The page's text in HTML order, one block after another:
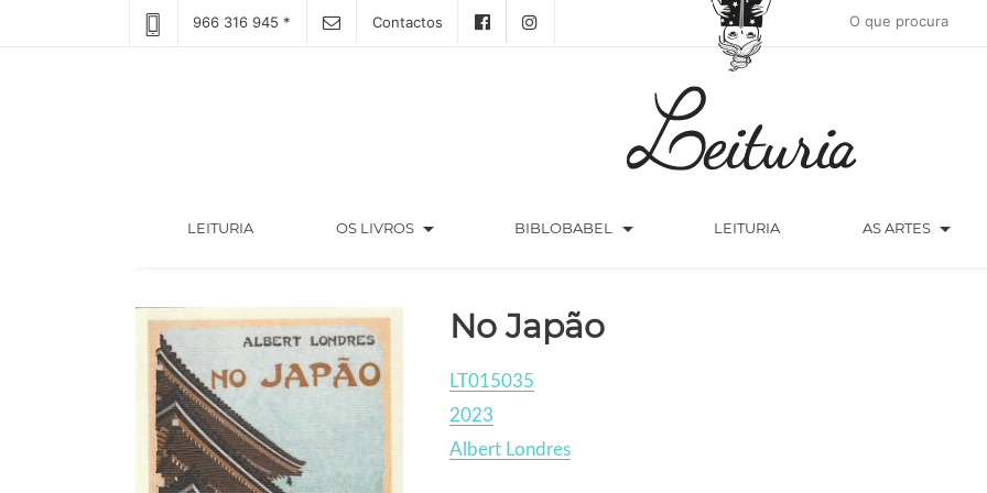
966 316 945 * Contactos
LEITURIA(CURRENT) OS LIVROS arrow_drop_down BIBLOBABEL arrow_drop_down LEITURIA AS ARTES arrow_drop_down
No Japão
LT015035
2023
Albert Londres